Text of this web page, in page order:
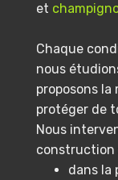
et
Chaque
nous
proposons
protéger de
Nous
construction
dans la